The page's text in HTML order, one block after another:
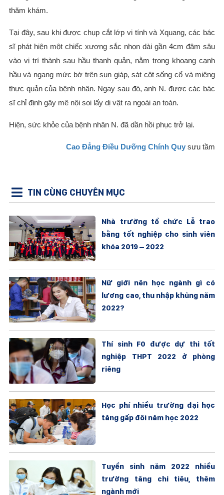
thăm khám.
Tại đây, sau khi được chụp cắt lớp vi tính và Xquang, các bác
sĩ phát hiện một chiếc xương sắc nhọn dài gần 4cm đâm sâu
vào vị trí thành sau hầu thanh quản, nằm trong khoang cạnh
hầu và ngang mức bờ trên sụn giáp, sát cột sống cổ và miệng
thực quản của bệnh nhân. Ngay sau đó, anh N. được các bác
sĩ chỉ định gây mê nội soi lấy dị vật ra ngoài an toàn.
Hiện, sức khỏe của bệnh nhân N. đã dần hồi phục trở lại.
Cao Đẳng Điều Dưỡng Chính Quy sưu tầm
TIN CÙNG CHUYÊN MỤC
Nhà trường tổ chức Lễ trao
bằng tốt nghiệp cho sinh viên
khóa 2019 – 2022
Nữ giới nên học ngành gì có
lương cao, thu nhập khủng năm
2022?
Thí sinh F0 được dự thi tốt
nghiệp THPT 2022 ở phòng
riêng
Học phí nhiều trường đại học
tăng gấp đôi năm học 2022
Tuyển sinh năm 2022 nhiều
trường tăng chỉ tiêu, thêm
ngành mới